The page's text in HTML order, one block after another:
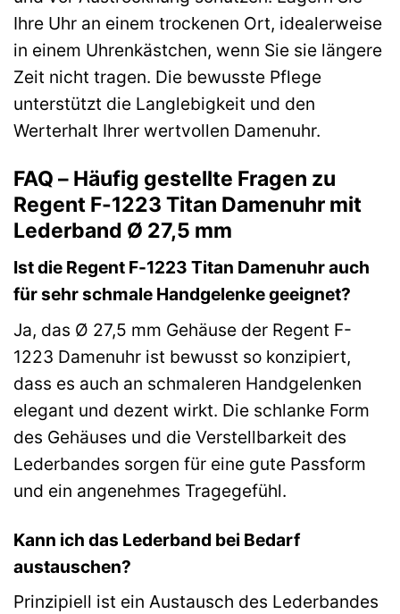
Ihre Uhr an einem trockenen Ort, idealerweise
in einem Uhrenkästchen, wenn Sie sie längere
Zeit nicht tragen. Die bewusste Pflege
unterstützt die Langlebigkeit und den
Werterhalt Ihrer wertvollen Damenuhr.
FAQ – Häufig gestellte Fragen zu
Regent F-1223 Titan Damenuhr mit
Lederband Ø 27,5 mm
Ist die Regent F-1223 Titan Damenuhr auch
für sehr schmale Handgelenke geeignet?
Ja, das Ø 27,5 mm Gehäuse der Regent F-
1223 Damenuhr ist bewusst so konzipiert,
dass es auch an schmaleren Handgelenken
elegant und dezent wirkt. Die schlanke Form
des Gehäuses und die Verstellbarkeit des
Lederbandes sorgen für eine gute Passform
und ein angenehmes Tragegefühl.
Kann ich das Lederband bei Bedarf
austauschen?
Prinzipiell ist ein Austausch des Lederbandes